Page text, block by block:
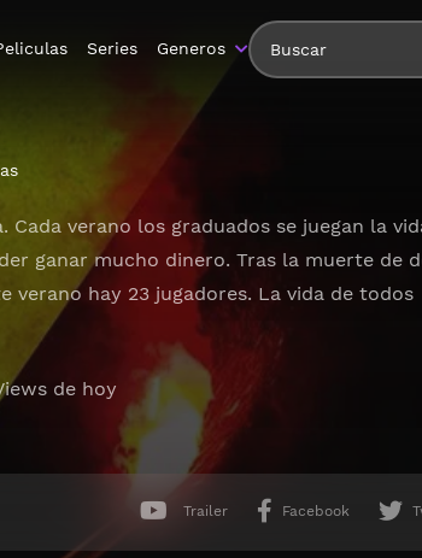
Series Generos
verano los graduados se juegan la
ganar mucho dinero. Tras la muerte de
verano hay 23 jugadores. La vida de todos
de hoy
Trailer Facebook